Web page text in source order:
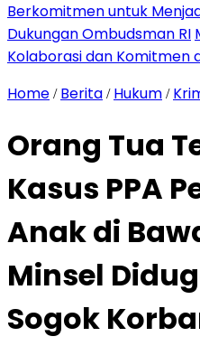
Berkomitmen untuk
Dukungan Ombudsman RI
Kolaborasi dan Komitmen
Home / Berita / Hukum /
Orang Tua
Kasus PPA
Anak di
Minsel
Sogok